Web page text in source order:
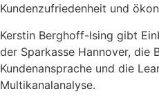
Kundenzufriedenheit und
Kerstin Berghoff-Ising gibt
der Sparkasse Hannover, die
Kundenansprache und die
Multikanalanalyse.